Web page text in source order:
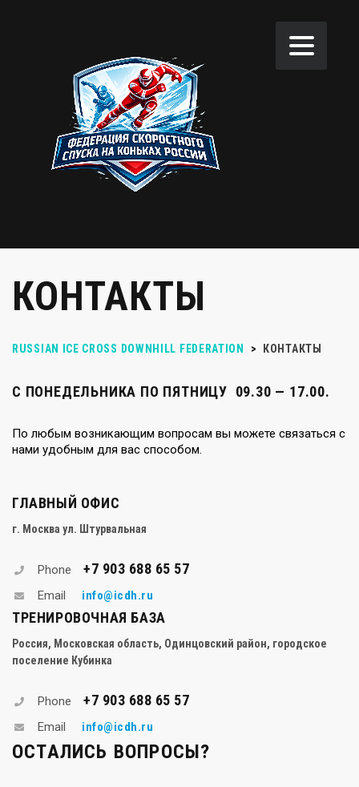
КОНТАКТЫ
RUSSIAN ICE CROSS DOWNHILL FEDERATION > КОНТАКТЫ
С ПОНЕДЕЛЬНИКА ПО ПЯТНИЦУ 09.30 — 17.00.
По любым возникающим вопросам вы можете связаться с
нами удобным для вас способом.
ГЛАВНЫЙ ОФИС
г. Москва ул. Штурвальная
Phone +7 903 688 65 57
Email info@icdh.ru
ТРЕНИРОВОЧНАЯ БАЗА
Россия, Московская область, Одинцовский район, городское
поселение Кубинка
Phone +7 903 688 65 57
Email info@icdh.ru
ОСТАЛИСЬ ВОПРОСЫ?